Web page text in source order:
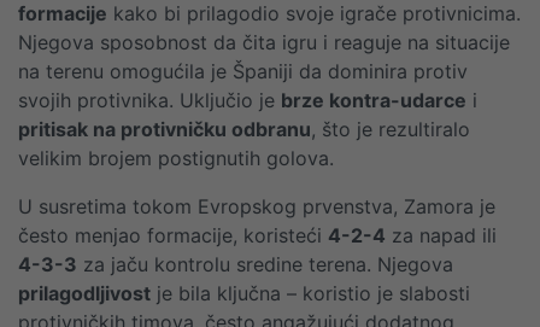
formacije kako bi prilagodio svoje igrače protivnicima.
Njegova sposobnost da čita igru i reaguje na situacije
na terenu omogućila je Španiji da dominira protiv
svojih protivnika. Uključio je brze kontra-udarce i
pritisak na protivničku odbranu, što je rezultiralo
velikim brojem postignutih golova.
U susretima tokom Evropskog prvenstva, Zamora je
često menjao formacije, koristeći 4-2-4 za napad ili
4-3-3 za jaču kontrolu sredine terena. Njegova
prilagodljivost je bila ključna – koristio je slabosti
protivničkih timova, često angažujući dodatnog